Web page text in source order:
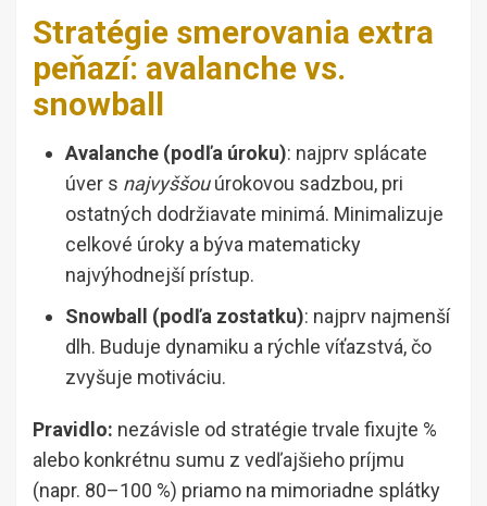
Stratégie smerovania extra
peňazí: avalanche vs.
snowball
Avalanche (podľa úroku): najprv splácate
úver s najvyššouúrokovou sadzbou, pri
ostatných dodržiavate minimá. Minimalizuje
celkové úroky a býva matematicky
najvýhodnejší prístup.
Snowball (podľa zostatku): najprv najmenší
dlh. Buduje dynamiku a rýchle víťazstvá, čo
zvyšuje motiváciu.
Pravidlo: nezávisle od stratégie trvale fixujte %
alebo konkrétnu sumu z vedľajšieho príjmu
(napr. 80–100 %) priamo na mimoriadne splátky